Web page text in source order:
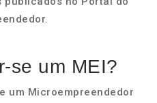
se um MEI?
um Microempreendedor